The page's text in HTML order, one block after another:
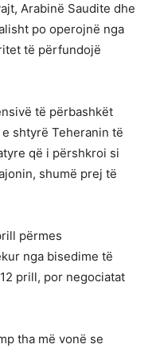
Arabinë Saudite dhe
po operojnë nga
të përfundojë
të përbashkët
shtyrë Teheranin të
që i përshkroi si
shumë prej të
përmes
nga bisedime të
prill, por negociatat
tha më vonë se